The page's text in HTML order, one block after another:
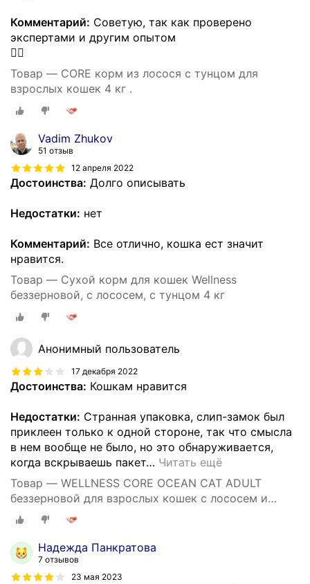
Комментарий: Советую, так как проверено
экспертами и другим опытом
👌🏻
Товар — CORE корм из лосося с тунцом для
взрослых кошек 4 кг .
Vadim Zhukov
51 отзыв
12 апреля 2022
Достоинства: Долго описывать
Недостатки: нет
Комментарий: Все отлично, кошка ест значит
нравится.
Товар — Сухой корм для кошек Wellness
беззерновой, с лососем, с тунцом 4 кг
Анонимный пользователь
17 декабря 2022
Достоинства: Кошкам нравится
Недостатки: Странная упаковка, слип-замок был
приклеен только к одной стороне, так что смысла
в нем вообще не было, но это обнаруживается,
когда вскрываешь пакет… Читать ещё
Товар — WELLNESS CORE OCEAN CAT ADULT
беззерновой для взрослых кошек с лососем и
тунцом (4 кг)
Надежда Панкратова
7 отзывов
23 мая 2023